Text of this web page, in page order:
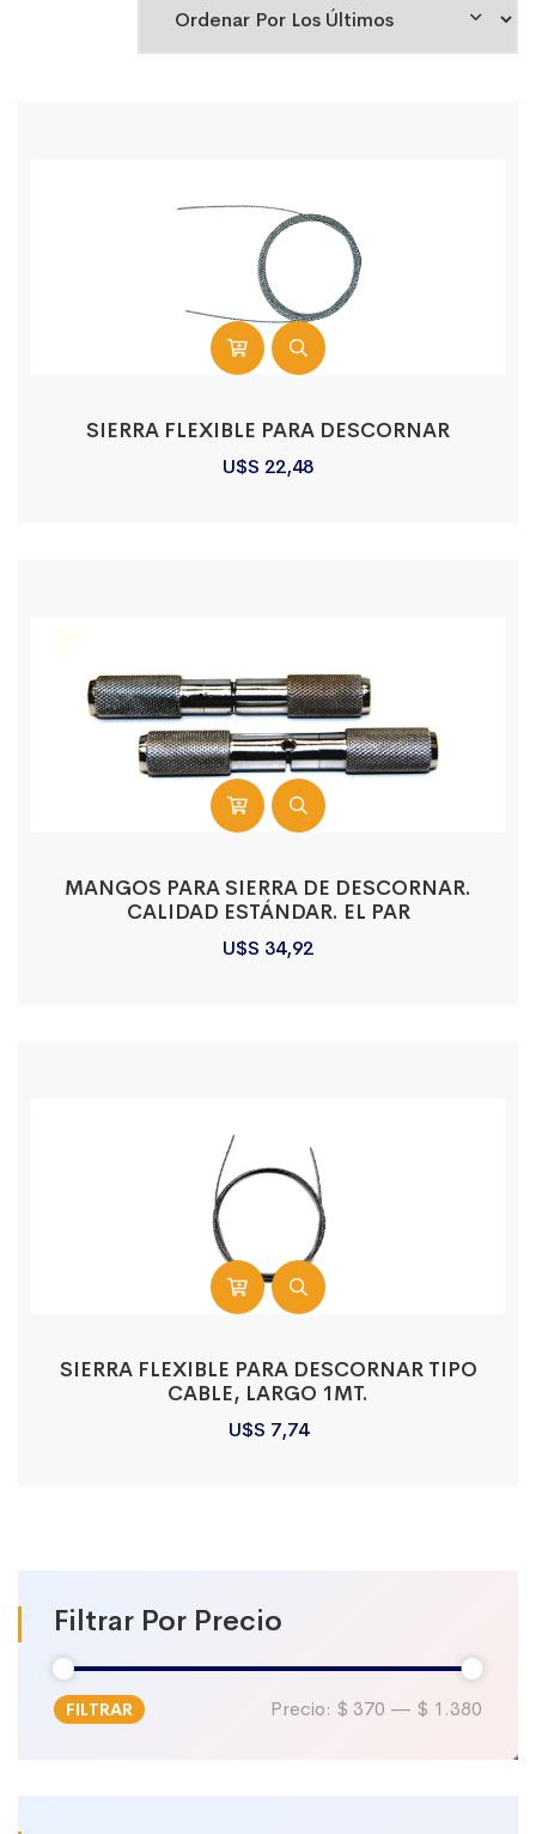
Filtrar Por Precio
Precio
Precio
FILTRAR Precio: $ 370 — $ 1.380
SIERRA FLEXIBLE PARA DESCORNAR
U$S 22,48
MANGOS PARA SIERRA DE DESCORNAR.
CALIDAD ESTÁNDAR. EL PAR
U$S 34,92
SIERRA FLEXIBLE PARA DESCORNAR TIPO
CABLE, LARGO 1MT.
U$S 7,74